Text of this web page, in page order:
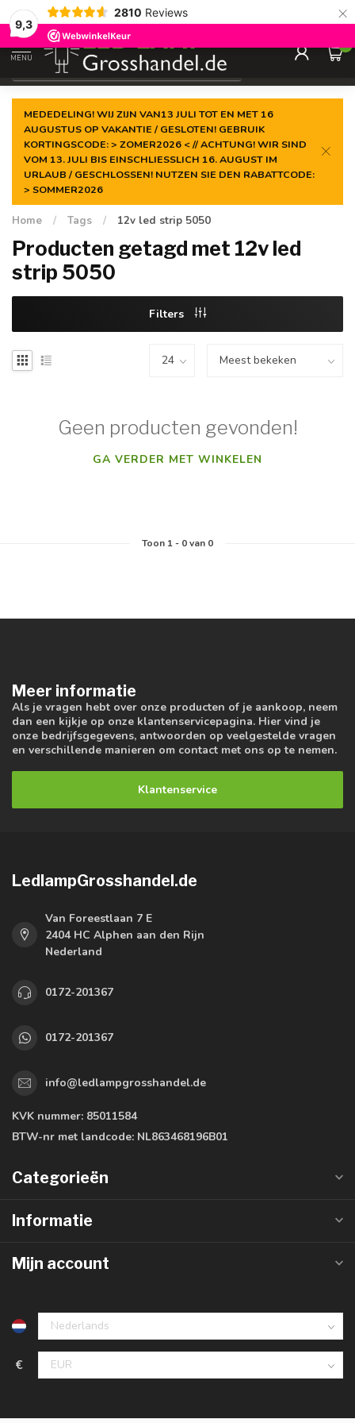
9,3
2810 Reviews ×
Gegarandeerde delaagste prijs
MENU
0
MEDEDELING! WIJ ZIJN VAN13 JULI TOT EN MET 16
AUGUSTUS OP VAKANTIE / GESLOTEN! GEBRUIK
KORTINGSCODE: > ZOMER2026 < // ACHTUNG! WIR SIND
VOM 13. JULI BIS EINSCHLIESSLICH 16. AUGUST IM
URLAUB / GESCHLOSSEN! NUTZEN SIE DEN RABATTCODE:
> SOMMER2026
Home / Tags / 12v led strip 5050
Producten getagd met 12v led
strip 5050
Filters
Geen producten gevonden!
GA VERDER MET WINKELEN
Toon 1- 0van 0
Meer informatie
Als je vragen hebt over onze producten of je aankoop, neem
dan een kijkje op onze klantenservicepagina. Hier vind je
onze bedrijfsgegevens, antwoorden op veelgestelde vragen
en verschillende manieren om contact met ons op te nemen.
Klantenservice
LedlampGrosshandel.de
Van Foreestlaan 7 E
2404 HC Alphen aan den Rijn
Nederland
0172-201367
0172-201367
info@ledlampgrosshandel.de
KVK nummer: 85011584
BTW-nr met landcode: NL863468196B01
Categorieën
Informatie
Mijn account
€